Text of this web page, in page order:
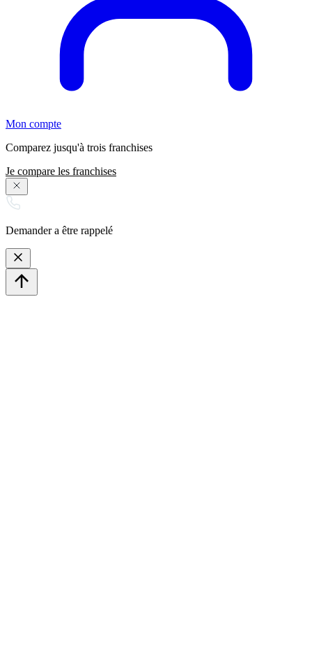
Mon compte
Comparez jusqu'à trois franchises
Je compare les franchises
Demander a être rappelé